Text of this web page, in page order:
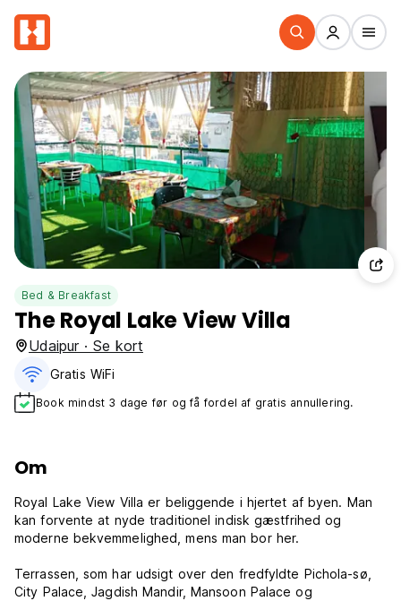
Bed & Breakfast
The Royal Lake View Villa
Udaipur · Se kort
Gratis WiFi
Book mindst 3 dage før og få fordel af gratis annullering.
Om
Royal Lake View Villa er beliggende i hjertet af byen. Man
kan forvente at nyde traditionel indisk gæstfrihed og
moderne bekvemmelighed, mens man bor her.
Terrassen, som har udsigt over den fredfyldte Pichola-sø,
City Palace, Jagdish Mandir, Mansoon Palace og